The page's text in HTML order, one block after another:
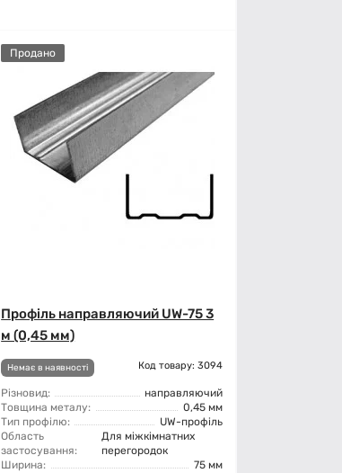
Продано
Профіль направляючий UW-75 3
м (0,45 мм)
Немає в наявності Код товару: 3094
Різновид:
направляючий
Товщина металу:
0,45 мм
Тип профілю:
UW-профіль
Область
застосування:
Для міжкімнатних
перегородок
Ширина:
75 мм